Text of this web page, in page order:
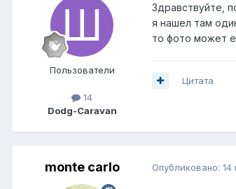
Пользователи
14
Dodg-Caravan
Здравствуйте,
я нашел там
то фото может
Цитата
monte carlo Опубликовано: 14